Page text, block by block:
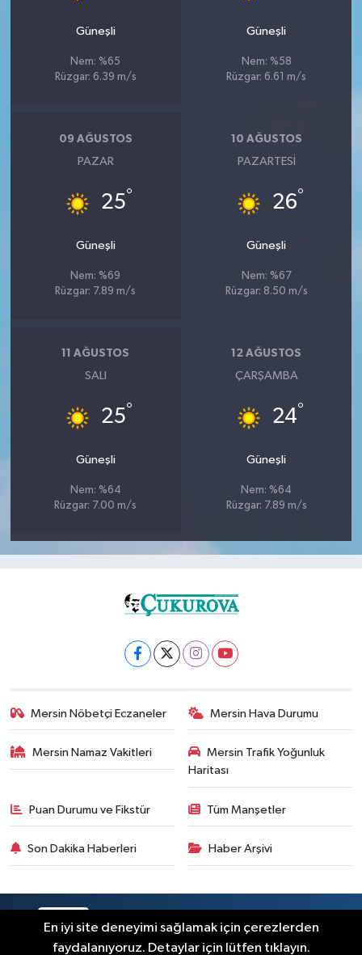
Güneşli
Nem: %65
Rüzgar: 6.39 m/s
Güneşli
Nem: %58
Rüzgar: 6.61 m/s
09 AĞUSTOS
PAZAR
25°
Güneşli
Nem: %69
Rüzgar: 7.89 m/s
10 AĞUSTOS
PAZARTESI
26°
Güneşli
Nem: %67
Rüzgar: 8.50 m/s
11 AĞUSTOS
SALI
25°
Güneşli
Nem: %64
Rüzgar: 7.00 m/s
12 AĞUSTOS
ÇARŞAMBA
24°
Güneşli
Nem: %64
Rüzgar: 7.89 m/s
Mersin Nöbetçi Eczaneler Mersin Hava Durumu
Mersin Namaz Vakitleri
Mersin Trafik Yoğunluk
Haritası
Puan Durumu ve Fikstür Tüm Manşetler
Son Dakika Haberleri Haber Arşivi
En iyi site deneyimi sağlamak için çerezlerden
faydalanıyoruz. Detaylar için lütfen tıklayın.